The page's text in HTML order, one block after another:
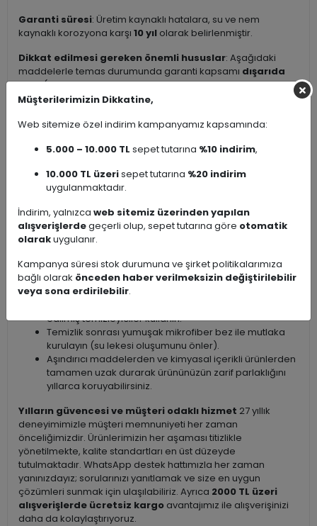
Garanti süresi: Üretim kaynaklı hatalara, su ve nem
kaynaklı korozyona karşı 10 yıl olarak belirlenmiştir.
Dikkat edilmesi gereken önemli hususlar: Aşağıdaki
maddelerle temas durumunda garanti kapsamı dışarıda
kalır(kaplama tabakasına zarar verebilir; leke, matlaşma,
soyulma, renk değişimi veya paslanma gibi sorunlara yol
Güçlü asitli veya alkali karakterli aşındırıcı deterjanlar
Tel fırça, sert sünger veya mekanik aşındırıcı
malzemeler
Kullanıcı kaynaklı hatalar (darbe, yanlış montaj, uygunsuz
kullanım vb.) durumunda değişim veya garanti kapsamında
işlem yapılamamaktadır.
Önerilen bakım ve temizlik:
Günlük temizlik için ılık su + nötr pH’lı (hafif) sıvı sabun
edilmiş temizleyiciler kullanın.
Temizlik sonrası yumuşak mikrofiber bez ile mutlaka
kurulayın (su lekesi oluşumunu önler).
Aşındırıcı maddelerden ve kimyasal içerikli ürünlerden
tamamen uzak durarak ürününüzün zarif parlaklığını
yıllarca koruyabilirsiniz.
Yılların güvencesi ve müşteri odaklı hizmet 27 yıllık
deneyimimizle müşteri memnuniyeti her zaman
önceliğimizdir. Ürünlerimizin her aşaması titizlikle
yönetilmekte, kalite standartları en üst düzeyde
tutulmaktadır. WhatsApp destek hattımızla her zaman
yanınızdayız; sorularınızı yanıtlamak ve size en uygun
çözümleri sunmak için ulaşılabiliriz. Ayrıca 2000 TL üzeri
alışverişlerde ücretsiz kargo avantajımız ile alışverişinizi
daha da kolaylaştırıyoruz.
Müşterilerimizin Dikkatine,
Web sitemize özel indirim kampanyamız kapsamında:
5.000 – 10.000 TL sepet tutarına %10 indirim,
10.000 TL üzerisepet tutarına %20 indirim
uygulanmaktadır.
İndirim, yalnızca web sitemiz üzerinden yapılan
alışverişlerdegeçerli olup, sepet tutarına göre otomatik
olarakuygulanır.
Kampanya süresi stok durumuna ve şirket politikalarımıza
bağlı olarak önceden haber verilmeksizin değiştirilebilir
veya sona erdirilebilir.